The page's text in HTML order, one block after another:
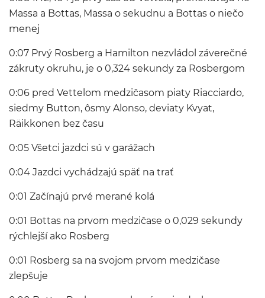
Massa a Bottas, Massa o sekudnu a Bottas o niečo
menej
0:07 Prvý Rosberg a Hamilton nezvládol záverečné
zákruty okruhu, je o 0,324 sekundy za Rosbergom
0:06 pred Vettelom medzičasom piaty Riacciardo,
siedmy Button, ôsmy Alonso, deviaty Kvyat,
Räikkonen bez času
0:05 Všetci jazdci sú v garážach
0:04 Jazdci vychádzajú späť na trať
0:01 Začínajú prvé merané kolá
0:01 Bottas na prvom medzičase o 0,029 sekundy
rýchlejší ako Rosberg
0:01 Rosberg sa na svojom prvom medzičase
zlepšuje